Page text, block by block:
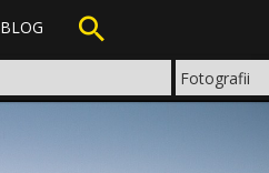
BLOG 